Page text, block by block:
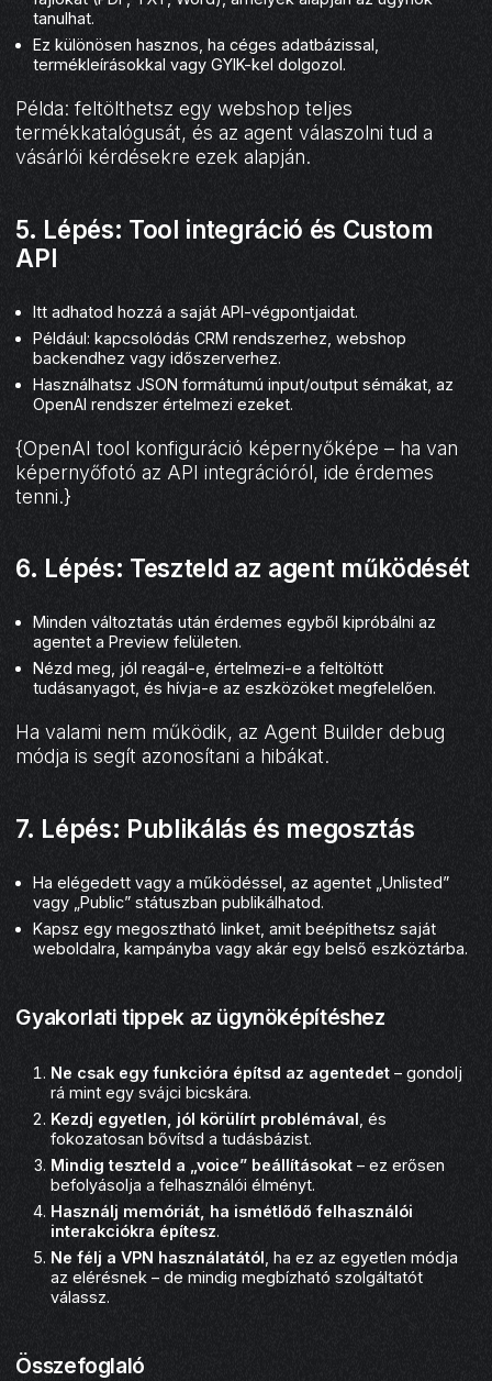
tanulhat.
Ez különösen hasznos, ha céges adatbázissal,
termékleírásokkal vagy GYIK-kel dolgozol.
Példa: feltölthetsz egy webshop teljes
termékkatalógusát, és az agent válaszolni tud a
vásárlói kérdésekre ezek alapján.
5. Lépés: Tool integráció és Custom
API
Itt adhatod hozzá a saját API-végpontjaidat.
Például: kapcsolódás CRM rendszerhez, webshop
backendhez vagy időszerverhez.
Használhatsz JSON formátumú input/output sémákat, az
OpenAI rendszer értelmezi ezeket.
{OpenAI tool konfiguráció képernyőképe – ha van
képernyőfotó az API integrációról, ide érdemes
tenni.}
6. Lépés: Teszteld az agent működését
Minden változtatás után érdemes egyből kipróbálni az
agentet a Preview felületen.
Nézd meg, jól reagál-e, értelmezi-e a feltöltött
tudásanyagot, és hívja-e az eszközöket megfelelően.
Ha valami nem működik, az Agent Builder debug
módja is segít azonosítani a hibákat.
7. Lépés: Publikálás és megosztás
Ha elégedett vagy a működéssel, az agentet „Unlisted”
vagy „Public” státuszban publikálhatod.
Kapsz egy megosztható linket, amit beépíthetsz saját
weboldalra, kampányba vagy akár egy belső eszköztárba.
Gyakorlati tippek az ügynöképítéshez
Ne csak egy funkcióra építsd az agentedet – gondolj
rá mint egy svájci bicskára.
Kezdj egyetlen, jól körülírt problémával , és
fokozatosan bővítsd a tudásbázist.
Mindig teszteld a „voice” beállításokat – ez erősen
befolyásolja a felhasználói élményt.
Használj memóriát, ha ismétlődő felhasználói
interakciókra építesz.
Ne félj a VPN használatától , ha ez az egyetlen módja
az elérésnek – de mindig megbízható szolgáltatót
válassz.
Összefoglaló